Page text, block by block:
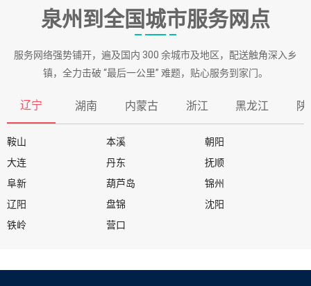
泉州到全国城市服务网点
服务网络强势铺开，遍及国内 300 余城市及地区，配送触角深入乡
镇，全力击破 “最后一公里” 难题，贴心服务到家门。
辽宁 湖南 内蒙古 浙江 黑龙江 陕
鞍山 本溪
朝阳
大连
丹东
抚顺
阜新
葫芦岛
锦州
辽阳
盘锦
沈阳
铁岭
营口